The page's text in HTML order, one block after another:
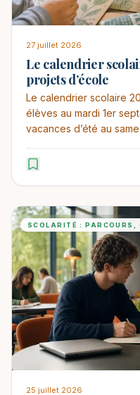
27 juillet 2026
Le calendrier
projets d’école
Le calendrier scolaire
élèves au mardi 1er
vacances d’été au
SCOLARITÉ : PARCOURS,
25 juillet 2026